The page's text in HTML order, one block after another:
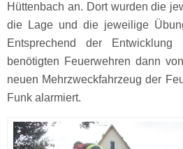
Hüttenbach an. Dort wurden die
die Lage und die jeweilige
Entsprechend der
benötigten Feuerwehren dann
neuen Mehrzweckfahrzeug der
Funk alarmiert.